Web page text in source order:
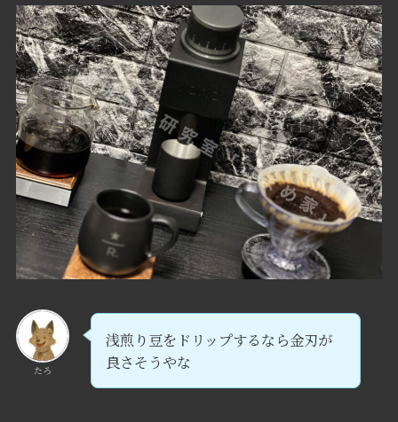
たろ
浅煎り豆をドリップするなら金刃が
良さそうやな